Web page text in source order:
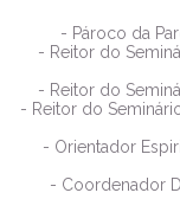
- Pároco da
- Reitor do
- Reitor do
- Reitor do
- Orientador
- Coordenador